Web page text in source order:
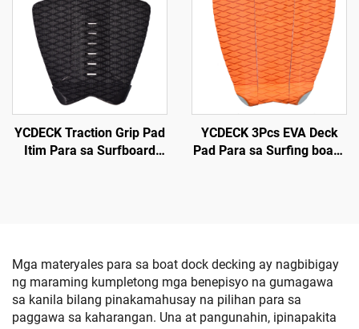
YCDECK Traction Grip Pad
Itim Para sa Surfboard
YCDECK 3Pcs EVA Deck
Pad Para sa Surfing board
Mga materyales para sa boat dock decking ay nagbibigay
ng maraming kumpletong mga benepisyo na gumagawa
sa kanila bilang pinakamahusay na pilihan para sa
paggawa sa kaharangan. Una at pangunahin, ipinapakita